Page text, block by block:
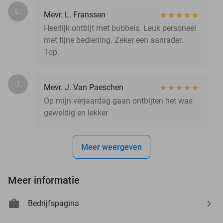
L.
Mevr. L. Franssen
Heerlijk ontbijt met bubbels. Leuk personeel
met fijne bediening. Zeker een aanrader.
Top.
J.
Mevr. J. Van Paeschen
Op mijn verjaardag gaan ontbijten het was
geweldig en lekker
Meer weergeven
Meer informatie
Bedrijfspagina